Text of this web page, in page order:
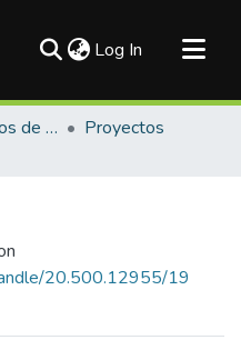
Log In (current)
Informes y documentos de trabajo
Proyectos
20.500.12955/19